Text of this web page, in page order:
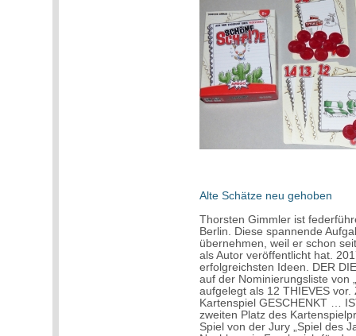
Alte Schätze neu gehoben
Thorsten Gimmler ist
Berlin. Diese spannende
übernehmen, weil er schon
als Autor veröffentlicht hat.
erfolgreichsten Ideen. DER
auf der Nominierungsliste von
aufgelegt als 12 THIEVES
Kartenspiel GESCHENKT …
zweiten Platz des
Spiel von der Jury „Spiel des